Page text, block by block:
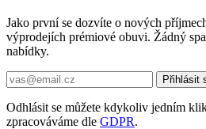
Jako první se dozvíte o nových
výprodejích prémiové obuvi. Žádný
nabídky.
Přihlásit
Odhlásit se můžete kdykoliv jedním
zpracováváme dle GDPR.